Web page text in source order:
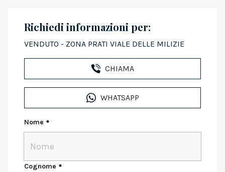
Richiedi informazioni per:
VENDUTO - ZONA PRATI VIALE DELLE MILIZIE
CHIAMA
WHATSAPP
Nome
Cognome